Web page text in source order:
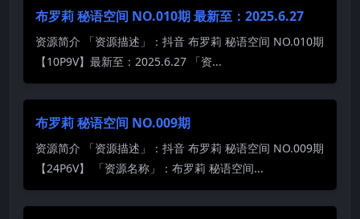
布罗莉 秘语空间 NO.010期 最新至：2025.6.27
资源简介 「资源描述」：抖音 布罗莉 秘语空间 NO.010期
【10P9V】最新至：2025.6.27 「资...
布罗莉 秘语空间 NO.009期
资源简介 「资源描述」：抖音 布罗莉 秘语空间 NO.009期
【24P6V】 「资源名称」：布罗莉 秘语空间...